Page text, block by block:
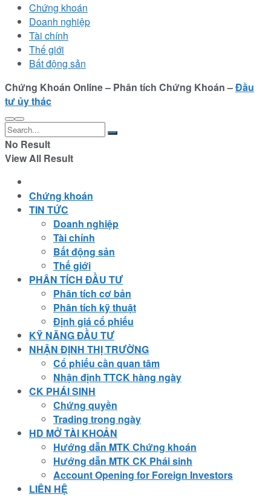
Chứng khoán
Doanh nghiệp
Tài chính
Thế giới
Bất động sản
Chứng Khoán Online – Phân tích Chứng Khoán –Đầu
tư ủy thác
No Result
View All Result
Chứng khoán
TIN TỨC
Doanh nghiệp
Tài chính
Bất động sản
Thế giới
PHÂN TÍCH ĐẦU TƯ
Phân tích cơ bản
Phân tích kỹ thuật
Định giá cổ phiếu
KỸ NĂNG ĐẦU TƯ
NHẬN ĐỊNH THỊ TRƯỜNG
Cổ phiếu cần quan tâm
Nhận định TTCK hàng ngày
CK PHÁI SINH
Chứng quyền
Trading trong ngày
HD MỞ TÀI KHOẢN
Hướng dẫn MTK Chứng khoán
Hướng dẫn MTK CK Phái sinh
Account Opening for Foreign Investors
LIÊN HỆ